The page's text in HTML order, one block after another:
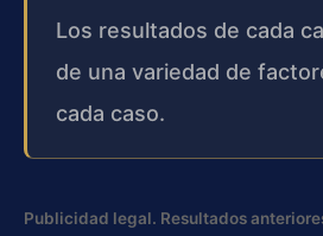
Los resultados de cada
de una variedad de
cada caso.
Publicidad legal. Resultados